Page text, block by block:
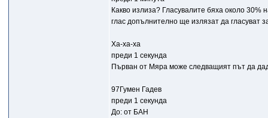
Какво излиза? Гласувалите бяха около
глас допълнително ще излязат да гласуват
Ха-ха-ха
преди 1 секунда
Първан от Мяра може следващият път да
97Гумен Гадев
преди 1 секунда
До: от БАН